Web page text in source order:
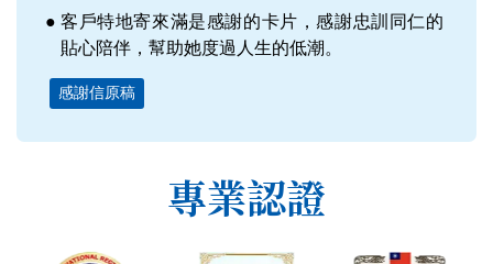
客戶特地寄來滿是感謝的卡片，感謝忠訓同仁的
貼心陪伴，幫助她度過人生的低潮。
感謝信原稿
專業認證